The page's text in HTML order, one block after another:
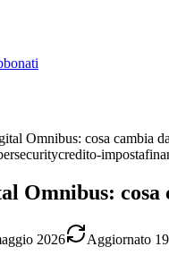
Omnibus: cosa cambia
credito-imposta
Omnibus:
2026 Aggiornato